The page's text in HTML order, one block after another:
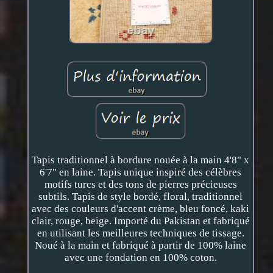
Tapis traditionnel à bordure nouée à la main 4'8" x
6'7" en laine. Tapis unique inspiré des célèbres
motifs turcs et des tons de pierres précieuses
subtils. Tapis de style bordé, floral, traditionnel
avec des couleurs d'accent crème, bleu foncé, kaki
clair, rouge, beige. Importé du Pakistan et fabriqué
en utilisant les meilleures techniques de tissage.
Noué à la main et fabriqué à partir de 100% laine
avec une fondation en 100% coton.